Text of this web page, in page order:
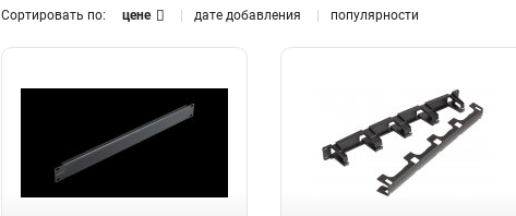
58мм 1
Сортировать по: цене дате добавления популярности